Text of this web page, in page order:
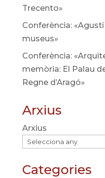
Trecento»
Conferència:
museus»
Conferència:
memòria: El Palau
Regne d’Aragó»
Arxius
Arxius
Categories